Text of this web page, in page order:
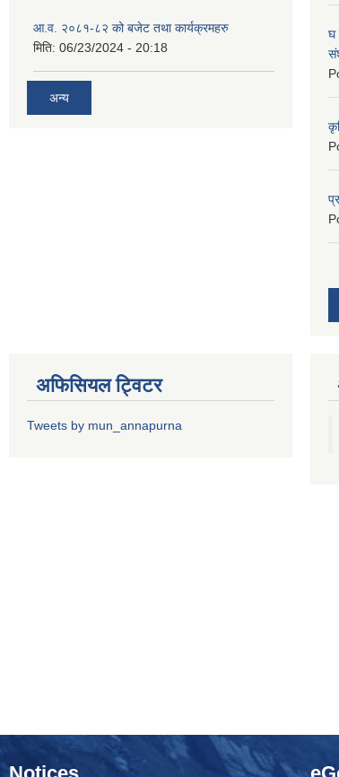
आ.व. २०८१-८२ को बजेट तथा कार्यक्रमहरु
मिति: 06/23/2024 - 20:18
अन्य
घ
अफिसियल ट्विटर
Tweets by mun_annapurna